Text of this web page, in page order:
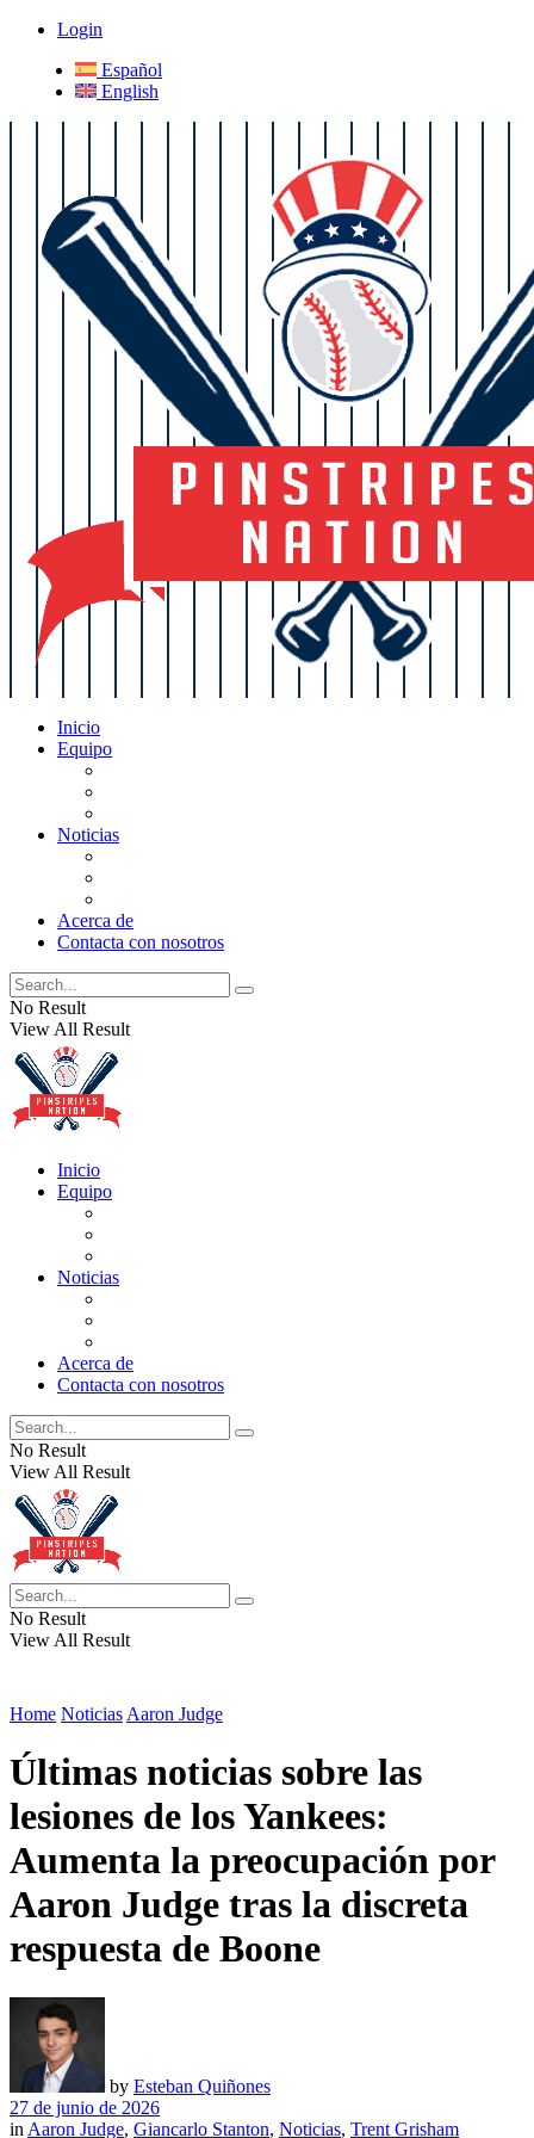
Login
Español
English
Inicio
Equipo
Noticias
Acerca de
Contacta con nosotros
No Result
View All Result
Inicio
Equipo
Noticias
Acerca de
Contacta con nosotros
No Result
View All Result
No Result
View All Result
Home Noticias Aaron Judge
Últimas noticias sobre las
lesiones de los Yankees:
Aumenta la preocupación por
Aaron Judge tras la discreta
respuesta de Boone
by Esteban Quiñones
27 de junio de 2026
in Aaron Judge, Giancarlo Stanton, Noticias, Trent Grisham